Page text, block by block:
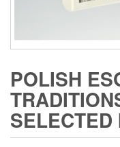
POLISH
SELECTED